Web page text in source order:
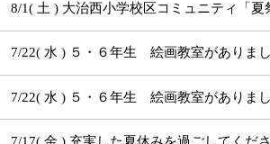
8/1( 土 ) 大治西小学校区コミュニティ「夏
7/22( 水 ) ５・６年生 絵画教室がありま
7/22( 水 ) ５・６年生 絵画教室がありま